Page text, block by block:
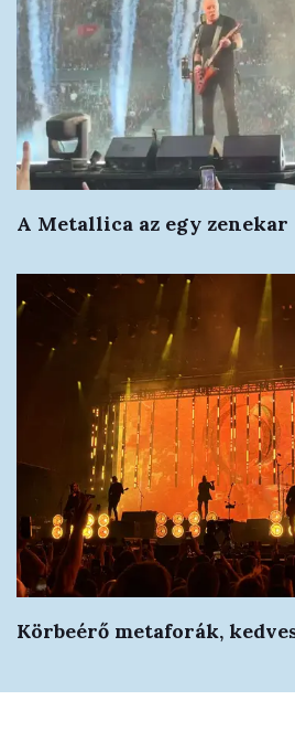
A Metallica az egy zenekar
Körbeérő metaforák,